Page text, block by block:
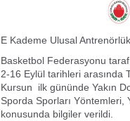
E Kademe Ulusal
Basketbol Federasyonu
2-16 Eylül tarihleri arasında
Kursun ilk gününde Yakın
Sporda Sporları
konusunda bilgiler verildi.